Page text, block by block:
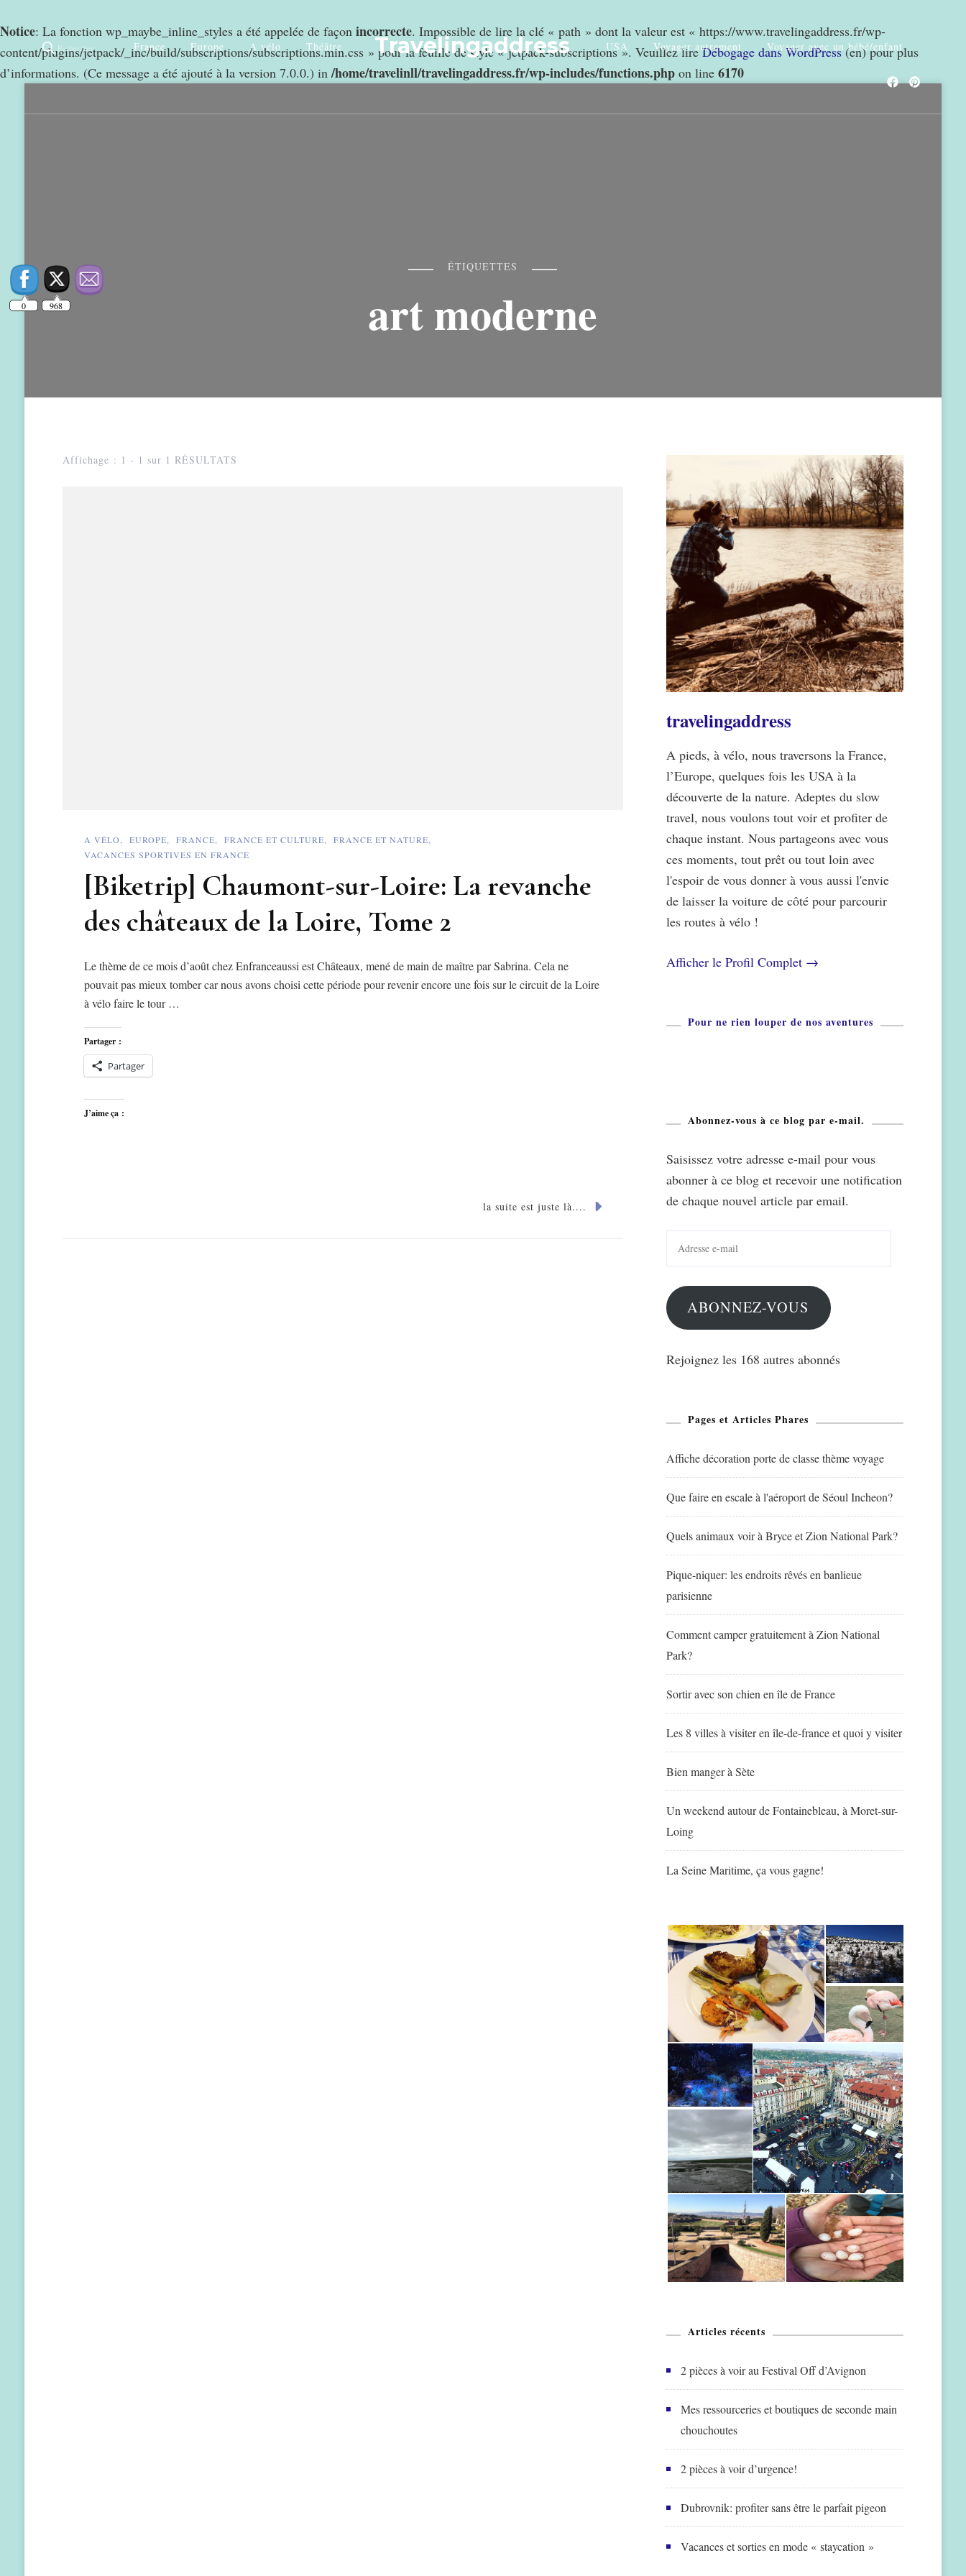
Notice: La fonction wp_maybe_inline_styles a été appelée de façon incorrecte. Impossible de lire la clé « path » dont la valeur est « https://www.travelingaddress.fr/wp-
content/plugins/jetpack/_inc/build/subscriptions/subscriptions.min.css » pour la feuille de style « jetpack-subscriptions ». Veuillez lireDébogage dans WordPress(en) pour plus
d’informations. (Ce message a été ajouté à la version 7.0.0.) in/home/travelinll/travelingaddress.fr/wp-includes/functions.php on line 6170
Rechercher France Europe A vélo Théâtre Travelingaddress USA Voyager autrement Voyager avec un bébé/enfant
ÉTIQUETTES
art moderne
Affichage : 1 - 1 sur 1 RÉSULTATS
A VÉLO EUROPE FRANCE FRANCE ET CULTURE
FRANCE ET NATURE
VACANCES SPORTIVES EN FRANCE
[Biketrip] Chaumont-sur-Loire: La revanche
des châteaux de la Loire, Tome 2
Le thème de ce mois d’août chez Enfranceaussi est Châteaux, mené de main de maître par Sabrina. Cela ne
pouvait pas mieux tomber car nous avons choisi cette période pour revenir encore une fois sur le circuit de la Loire
à vélo faire le tour …
Partager :
Partager
J’aime ça :
la suite est juste là....
travelingaddress
A pieds, à vélo, nous traversons la France,
l’Europe, quelques fois les USA à la
découverte de la nature. Adeptes du slow
travel, nous voulons tout voir et profiter de
chaque instant. Nous partageons avec vous
ces moments, tout prêt ou tout loin avec
l'espoir de vous donner à vous aussi l'envie
de laisser la voiture de côté pour parcourir
les routes à vélo !
Afficher le Profil Complet →
Pour ne rien louper de nos aventures
Abonnez-vous à ce blog par e-mail.
Saisissez votre adresse e-mail pour vous
abonner à ce blog et recevoir une notification
de chaque nouvel article par email.
mail
ABONNEZ-VOUS
Rejoignez les 168 autres abonnés
Pages et Articles Phares
Affiche décoration porte de classe thème voyage
Que faire en escale à l'aéroport de Séoul Incheon?
Quels animaux voir à Bryce et Zion National Park?
Pique-niquer: les endroits rêvés en banlieue
parisienne
Comment camper gratuitement à Zion National
Park?
Sortir avec son chien en île de France
Les 8 villes à visiter en île-de-france et quoi y visiter
Bien manger à Sète
Un weekend autour de Fontainebleau, à Moret-sur-
Loing
La Seine Maritime, ça vous gagne!
Articles récents
2 pièces à voir au Festival Off d’Avignon
Mes ressourceries et boutiques de seconde main
chouchoutes
2 pièces à voir d’urgence!
Dubrovnik: profiter sans être le parfait pigeon
Vacances et sorties en mode « staycation »